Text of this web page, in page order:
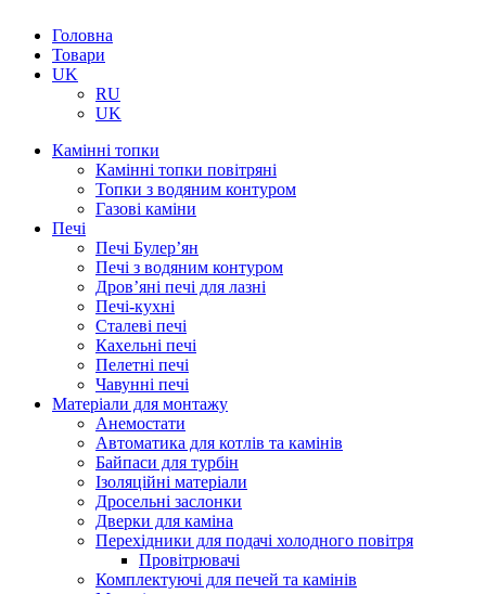
Головна
Товари
UK
RU
UK
Камінні топки
Камінні топки повітряні
Топки з водяним контуром
Газові каміни
Печі
Печі Булер’ян
Печі з водяним контуром
Дров’яні печі для лазні
Печі-кухні
Сталеві печі
Кахельні печі
Пелетні печі
Чавунні печі
Матеріали для монтажу
Анемостати
Автоматика для котлів та камінів
Байпаси для турбін
Ізоляційні матеріали
Дросельні заслонки
Дверки для каміна
Перехідники для подачі холодного повітря
Провітрювачі
Комплектуючі для печей та камінів